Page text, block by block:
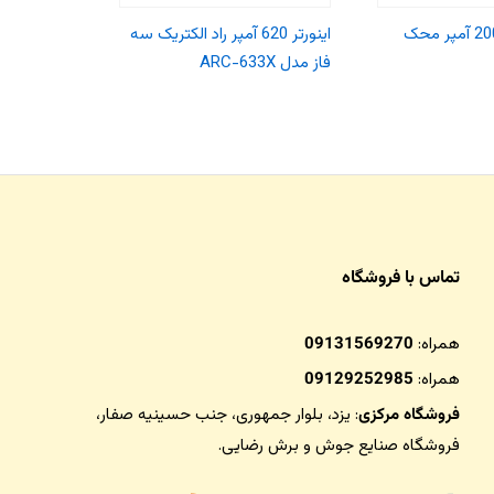
ترانس جوش 200 آمپر محک
اینورتر 620 آمپر راد الکتریک سه
فاز مدل ARC-633X
تماس با فروشگاه
همراه: 09131569270
همراه: 09129252985
فروشگاه مرکزی: یزد، بلوار جمهوری، جنب حسینیه صفار،
فروشگاه صنایع جوش و برش رضایی.